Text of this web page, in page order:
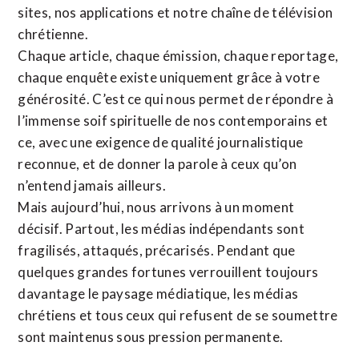
sites, nos applications et notre chaîne de télévision
chrétienne.
Chaque article, chaque émission, chaque reportage,
chaque enquête existe uniquement grâce à votre
générosité. C’est ce qui nous permet de répondre à
l’immense soif spirituelle de nos contemporains et
ce, avec une exigence de qualité journalistique
reconnue, et de donner la parole à ceux qu’on
n’entend jamais ailleurs.
Mais aujourd’hui, nous arrivons à un moment
décisif. Partout, les médias indépendants sont
fragilisés, attaqués, précarisés. Pendant que
quelques grandes fortunes verrouillent toujours
davantage le paysage médiatique, les médias
chrétiens et tous ceux qui refusent de se soumettre
sont maintenus sous pression permanente.